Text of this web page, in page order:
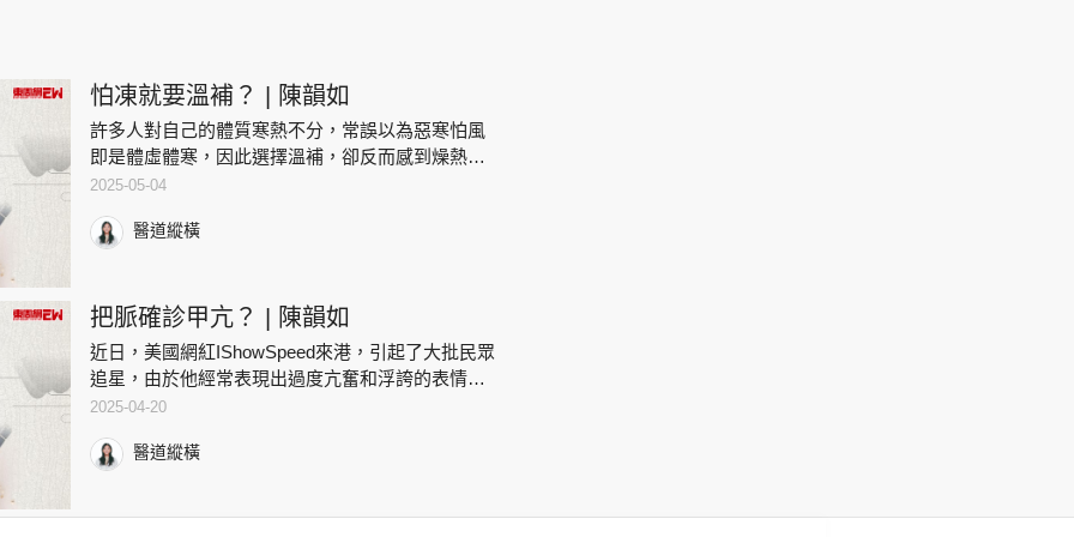
怕凍就要溫補？ | 陳韻如
許多人對自己的體質寒熱不分，常誤以為惡寒怕風
即是體虛體寒，因此選擇溫補，卻反而感到燥熱難
耐，其實這或許是火鬱於內所導致。火鬱是指火熱
然升降出入，氣血流通則無
2025-05-04
醫道縱橫
把脈確診甲亢？ | 陳韻如
近日，美國網紅IShowSpeed來港，引起了大批民眾
追星，由於他經常表現出過度亢奮和浮誇的表情，
加上雙眼睜大且突出，令人聯想到甲狀腺亢進的症
體驗了中醫把脈
2025-04-20
醫道縱橫